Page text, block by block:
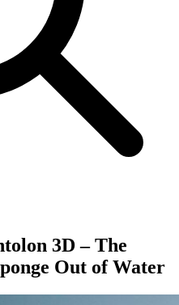
3D – The
Out of Water